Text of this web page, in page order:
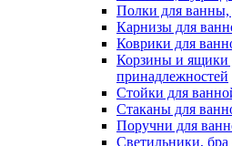
Полки для ванны,
Карнизы для
Коврики для
Корзины и ящики
принадлежностей
Стойки для
Стаканы для
Поручни для
Светильники, бра